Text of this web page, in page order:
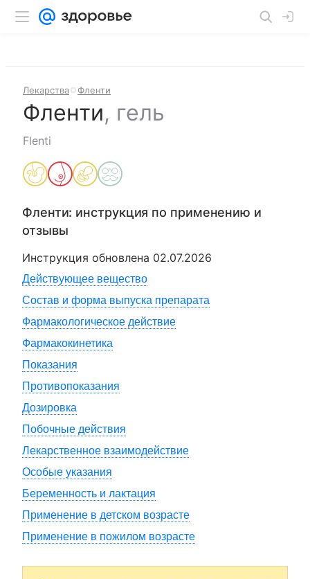
Лекарства Фленти
Фленти, гель
Flenti
Фленти: инструкция по применению и
отзывы
Инструкция обновлена 02.07.2026
Действующее вещество
Состав и форма выпуска препарата
Фармакологическое действие
Фармакокинетика
Показания
Противопоказания
Дозировка
Побочные действия
Лекарственное взаимодействие
Особые указания
Беременность и лактация
Применение в детском возрасте
Применение в пожилом возрасте